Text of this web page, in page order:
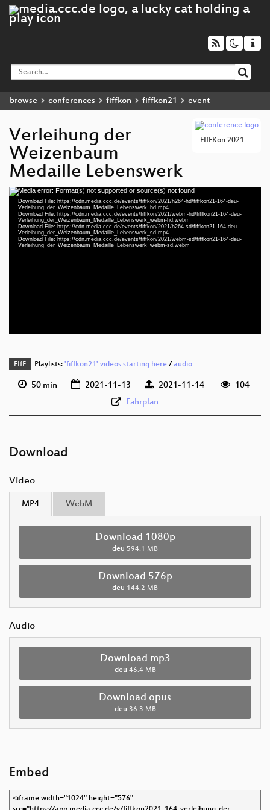
browse conferences fiffkon fiffkon21 event
FIfFKon 2021
Verleihung der
Weizenbaum
Medaille Lebenswerk
Video
Player
Media error: Format(s) not supported or source(s) not found
Download File: https://cdn.media.ccc.de/events/fiffkon/2021/h264-hd/fiffkon21-164-deu-
Verleihung_der_Weizenbaum_Medaille_Lebenswerk_hd.mp4
Download File: https://cdn.media.ccc.de/events/fiffkon/2021/webm-hd/fiffkon21-164-deu-
Verleihung_der_Weizenbaum_Medaille_Lebenswerk_webm-hd.webm
Download File: https://cdn.media.ccc.de/events/fiffkon/2021/h264-sd/fiffkon21-164-deu-
Verleihung_der_Weizenbaum_Medaille_Lebenswerk_sd.mp4
Download File: https://cdn.media.ccc.de/events/fiffkon/2021/webm-sd/fiffkon21-164-deu-
Verleihung_der_Weizenbaum_Medaille_Lebenswerk_webm-sd.webmdeu 1080p (mp4)
FIfF Playlists: 'fiffkon21' videos starting here/ audio
50 min 2021-11-13 2021-11-14
104
Fahrplan
Download
Video
MP4 WebM
Download 1080p
deu 594.1 MB
Download 576p
deu 144.2 MB
Audio
Download mp3
deu 46.4 MB
Download opus
deu 36.3 MB
Embed